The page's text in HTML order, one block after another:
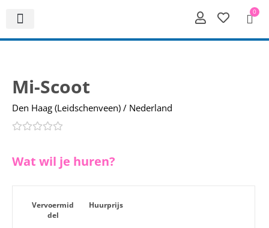
0
Mi-Scoot
Den Haag (Leidschenveen) / Nederland
Wat wil je huren?
Vervoermid
del
Huurprijs